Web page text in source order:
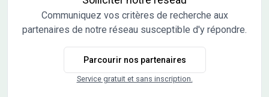
Communiquez vos critères de recherche aux
partenaires de notre réseau susceptible d'y répondre.
Parcourir nos partenaires
Service gratuit et sans inscription.